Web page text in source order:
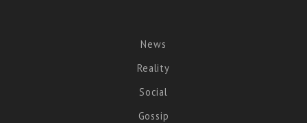
News
Reality
Social
Gossip